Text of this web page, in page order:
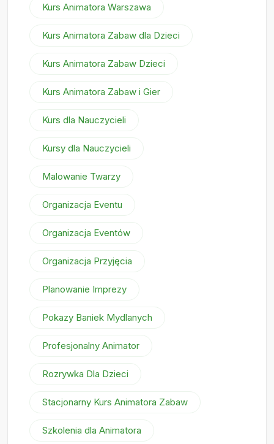
Kurs Animatora Warszawa
Kurs Animatora Zabaw dla Dzieci
Kurs Animatora Zabaw Dzieci
Kurs Animatora Zabaw i Gier
Kurs dla Nauczycieli
Kursy dla Nauczycieli
Malowanie Twarzy
Organizacja Eventu
Organizacja Eventów
Organizacja Przyjęcia
Planowanie Imprezy
Pokazy Baniek Mydlanych
Profesjonalny Animator
Rozrywka Dla Dzieci
Stacjonarny Kurs Animatora Zabaw
Szkolenia dla Animatora